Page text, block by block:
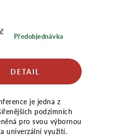
Předobjednávka
je jedna z
podzimních
pro svou výbornou
univerzální využití.